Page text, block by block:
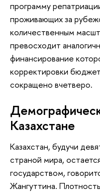
программу
проживающих за
количественным
превосходит
финансирование
корректировки
сокращено вчетверо.
Казахстане
Казахстан, будучи
страной мира,
государством,
Жангуттина.